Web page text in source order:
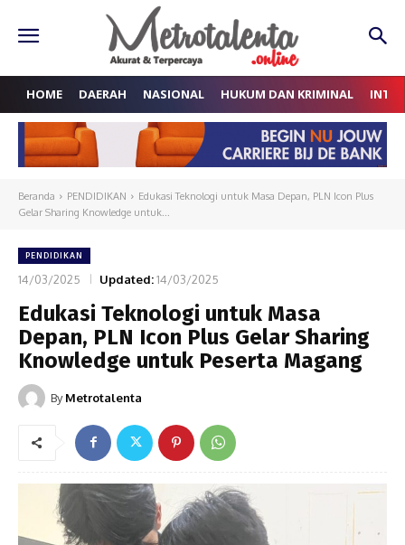
HOME DAERAH NASIONAL HUKUM DAN KRIMINAL
Beranda PENDIDIKAN
Edukasi Teknologi untuk Masa Depan, PLN Icon Plus
Gelar Sharing Knowledge untuk...
PENDIDIKAN
14/03/2025 Updated:14/03/2025
Edukasi Teknologi untuk Masa
Depan, PLN Icon Plus Gelar Sharing
Knowledge untuk Peserta Magang
By Metrotalenta